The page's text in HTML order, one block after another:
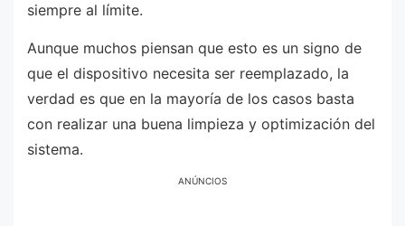
siempre al límite.
Aunque muchos piensan que esto es un signo de
que el dispositivo necesita ser reemplazado, la
verdad es que en la mayoría de los casos basta
con realizar una buena limpieza y optimización del
sistema.
ANÚNCIOS